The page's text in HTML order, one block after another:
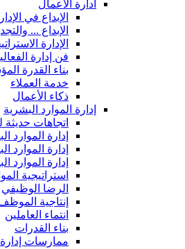
ادارة الأعمال
الإبداع في
الإبداع ...
الإدارة
فن إدارة
بناء القدرة
خدمة العملاء
ذكاء الأعمال
إدارة الموارد البشرية
اتجاهات حديثة
إدارة الموارد
إدارة الموارد
إدارة الموارد
استراتيجية
الرضا الوظيفي
إنتاجية
انتماء العاملين
بناء القدرات
ممارسات إدارة